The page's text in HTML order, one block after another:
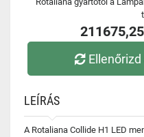
LEÍRÁS
A Rotaliana Collide H1 LED